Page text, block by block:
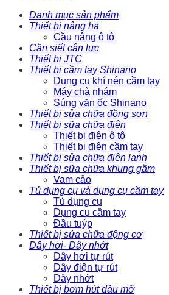
Danh mục sản phẩm
Thiết bị nâng hạ
Cầu nâng ô tô
Cần siết cân lực
Thiết bị JTC
Thiết bị cầm tay Shinano
Dụng cụ khí nén cầm tay
Máy chà nhám
Súng vặn ốc Shinano
Thiết bị sửa chữa đồng sơn
Thiết bị sữa chữa điện
Thiết bị điện ô tô
Thiết bị điện cầm tay
Thiết bị sửa chữa điện lạnh
Thiết bị sữa chữa khung gầm
Vam cảo
Tủ dụng cụ và dụng cụ cầm tay
Tủ dụng cụ
Dụng cụ cầm tay
Đầu tuýp
Thiết bị sửa chữa động cơ
Dây hơi- Dây nhớt
Dây hơi tự rút
Dây điện tự rút
Dây nhớt
Thiết bị bơm hút dầu mỡ